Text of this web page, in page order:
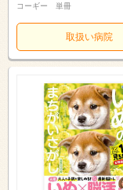
コーギー 単冊
取扱い病院